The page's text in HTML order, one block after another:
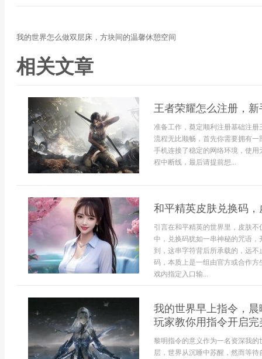
我的世界怎么做双层床，方块间的温馨休憩空间
相关文章
王者荣耀怎么注册，
准备工作，奠定顺利注册基础注
流程无比顺畅，首先你需要拥有
手机连接了稳定的网络环境，使
程中断线，最后请提前想...
和平精英皮肤兑换码
引言在和平精英的世界里，皮肤
中，兑换码犹如一串神秘的咒语
到，这串字符背后所承载的，远
码，本质上是一组由官方或合作
戏内指定入口输...
我的世界早上指令，
玩家教你用指令开启完
黎明指令的意义作为一名资深我
层，世界从沉睡中苏醒，然而等